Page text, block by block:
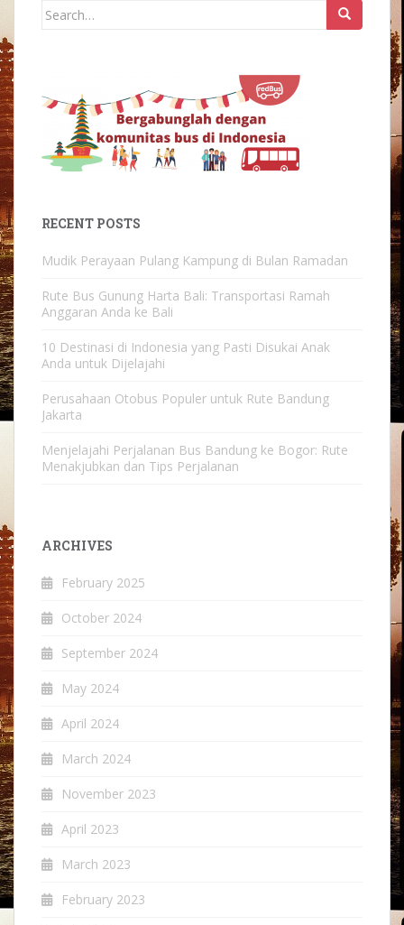
Search
RECENT POSTS
Mudik Perayaan Pulang Kampung di Bulan Ramadan
Rute Bus Gunung Harta Bali: Transportasi Ramah
Anggaran Anda ke Bali
10 Destinasi di Indonesia yang Pasti Disukai Anak
Anda untuk Dijelajahi
Perusahaan Otobus Populer untuk Rute Bandung
Jakarta
Menjelajahi Perjalanan Bus Bandung ke Bogor: Rute
Menakjubkan dan Tips Perjalanan
ARCHIVES
February 2025
October 2024
September 2024
May 2024
April 2024
March 2024
November 2023
April 2023
March 2023
February 2023